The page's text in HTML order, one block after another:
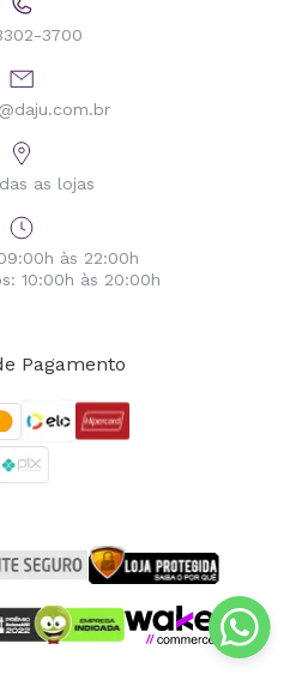
3700
as lojas
às 22:00h
10:00h às 20:00h
Pagamento